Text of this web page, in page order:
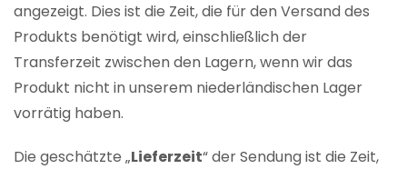
angezeigt. Dies ist die Zeit, die für den Versand des
Produkts benötigt wird, einschließlich der
Transferzeit zwischen den Lagern, wenn wir das
Produkt nicht in unserem niederländischen Lager
vorrätig haben.
Die geschätzte „Lieferzeit“ der Sendung ist die Zeit,